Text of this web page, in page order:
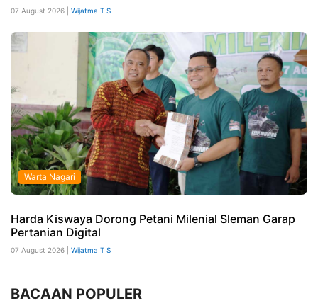
07 August 2026 | Wijatma T S
Warta Nagari
Harda Kiswaya Dorong Petani Milenial Sleman Garap
Pertanian Digital
07 August 2026 | Wijatma T S
BACAAN POPULER